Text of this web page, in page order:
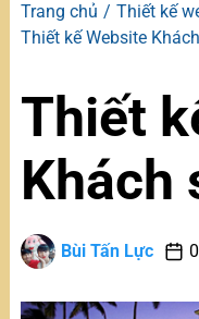
Trang chủ
Thiết kế
Thiết kế Website
Thiết
Khách
Bùi Tấn Lực